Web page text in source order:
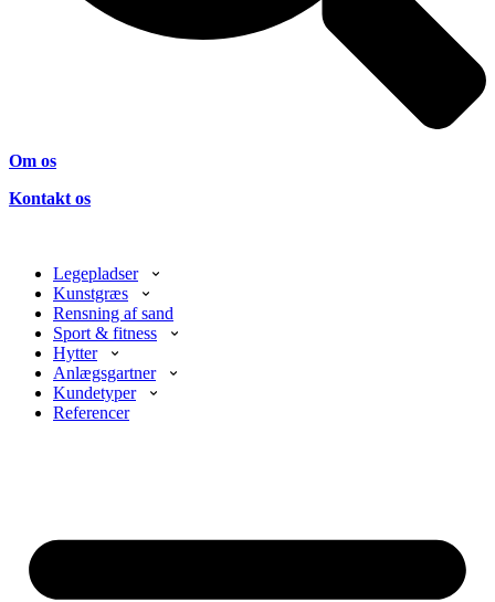
Om os
Kontakt os
Legepladser
Kunstgræs
Rensning af sand
Sport & fitness
Hytter
Anlægsgartner
Kundetyper
Referencer